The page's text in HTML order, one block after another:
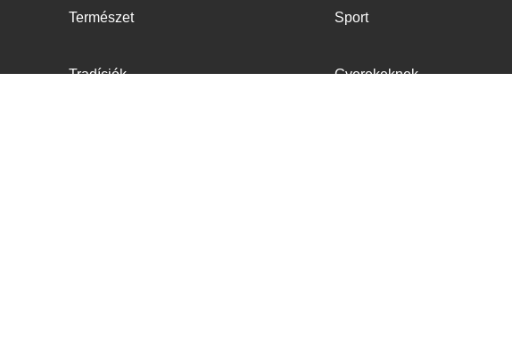
Természet
Tradíciók
Sport
Gyerekeknek